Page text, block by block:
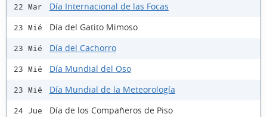
22 Mar Día Internacional de las Focas
23 Mié Día del Gatito Mimoso
23 Mié Día del Cachorro
23 Mié Día Mundial del Oso
23 Mié Día Mundial de la Meteorología
24 Jue Día de los Compañeros de Piso